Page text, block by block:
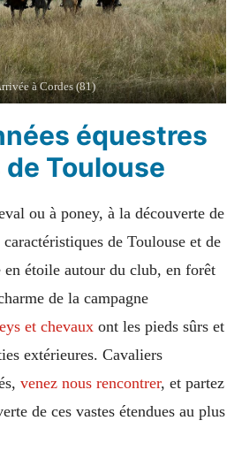
à Cordes (81)
équestres
Toulouse
ou à poney, à la découverte de
de Toulouse et de
en étoile autour du club, en forêt
de la campagne
et chevauxont les pieds sûrs et
extérieures. Cavaliers
venez nous rencontrer, et partez
de ces vastes étendues au plus